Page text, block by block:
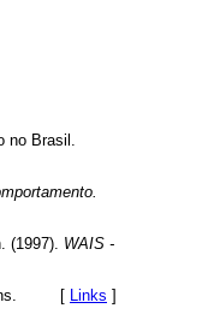
Brasil.
(1997). WAIS -
[ Links ]